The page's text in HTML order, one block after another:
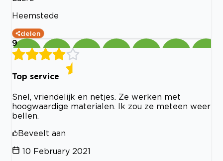
Heemstede
delen
9
Top service
Snel, vriendelijk en netjes. Ze werken met
hoogwaardige materialen. Ik zou ze meteen weer
bellen.
Beveelt aan
10 February 2021